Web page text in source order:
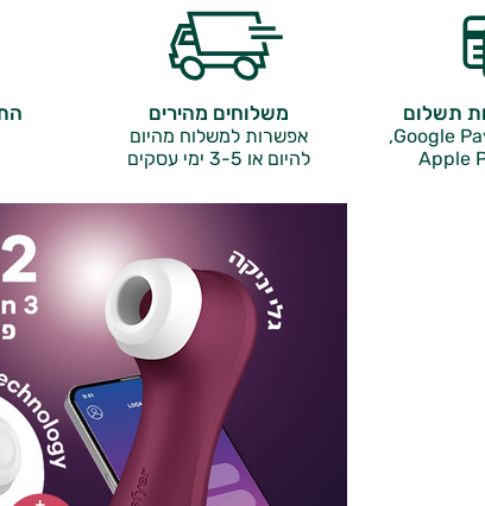
תשלום
Apple
משלוחים מהירים
אפשרות למשלוח מהיום
להיום או 3-5 ימי עסקים